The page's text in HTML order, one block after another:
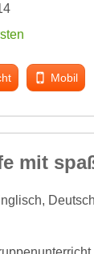
Mobil
mit